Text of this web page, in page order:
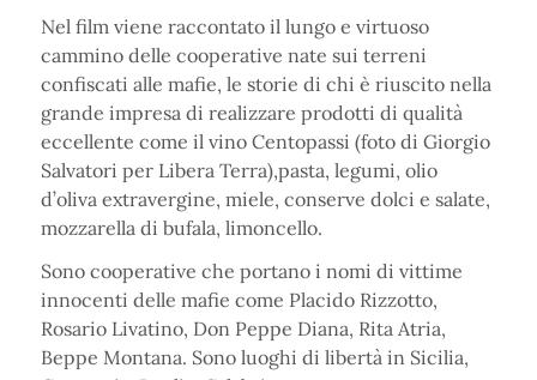
Nel film viene raccontato il lungo e virtuoso
cammino delle cooperative nate sui terreni
confiscati alle mafie, le storie di chi è riuscito nella
grande impresa di realizzare prodotti di qualità
eccellente come il vino Centopassi (foto di Giorgio
Salvatori per Libera Terra),pasta, legumi, olio
d’oliva extravergine, miele, conserve dolci e salate,
mozzarella di bufala, limoncello.
Sono cooperative che portano i nomi di vittime
innocenti delle mafie come Placido Rizzotto,
Rosario Livatino, Don Peppe Diana, Rita Atria,
Beppe Montana. Sono luoghi di libertà in Sicilia,